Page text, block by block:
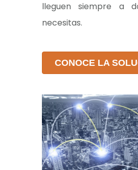
lleguen siempre a
necesitas.
CONOCE LA